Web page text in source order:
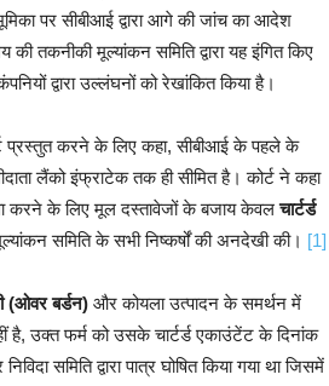
पर सीबीआई द्वारा आगे की जांच का आदेश
तकनीकी मूल्यांकन समिति द्वारा यह इंगित किए
द्वारा उल्लंघनों को रेखांकित किया है।
प्रस्तुत करने के लिए कहा, सीबीआई के पहले के
लैंको इंफ्राटेक तक ही सीमित है। कोर्ट ने कहा
करने के लिए मूल दस्तावेजों के बजाय केवलचार्टर्ड
समिति के सभी निष्कर्षों की अनदेखी की। [1]
(ओवर बर्डन) और कोयला उत्पादन के समर्थन में
है, उक्त फर्म को उसके चार्टर्ड एकाउंटेंट के दिनांक
समिति द्वारा पात्र घोषित किया गया था जिसमें